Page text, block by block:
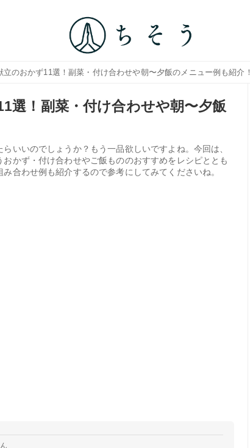
のおかず11選！副菜・付け合わせや朝〜夕飯のメニュー例も紹介！
選！副菜・付け合わせや朝〜夕飯
いいのでしょうか？もう一品欲しいですよね。今回は、
かず・付け合わせやご飯もののおすすめをレシピととも
合わせ例も紹介するので参考にしてみてくださいね。